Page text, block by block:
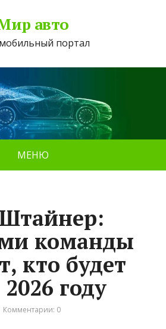
авто
портал
МЕНЮ
команды
кто будет
году
Комментарии: 0